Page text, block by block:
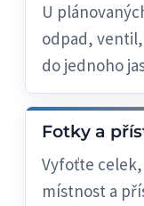
U
odpad,
do jednoho
Fotky a
Vyfoťte
místnost a